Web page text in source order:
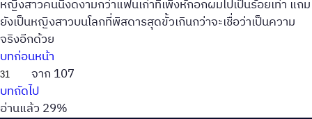
หญิงสาวคนนี้งดงามกว่าแฟนเก่าที่เพิ่งหักอกผมไปเป็นร้อยเท่า แถม
ยังเป็นหญิงสาวบนโลกที่พิสดารสุดขั้วเกินกว่าจะเชื่อว่าเป็นความ
จริงอีกด้วย
บทก่อนหน้า
จาก 107
บทถัดไป
อ่านแล้ว 29%